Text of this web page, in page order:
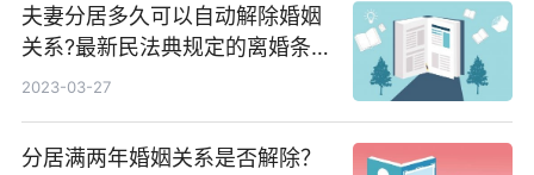
夫妻分居多久可以自动解除婚姻
关系?最新民法典规定的离婚条
件有哪些？
2023-03-27
分居满两年婚姻关系是否解除？